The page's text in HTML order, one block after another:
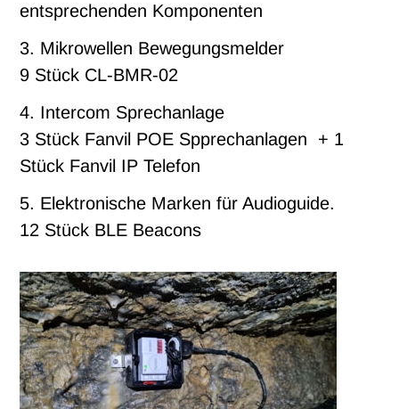
entsprechenden Komponenten
3. Mikrowellen Bewegungsmelder
9 Stück CL-BMR-02
4. Intercom Sprechanlage
3 Stück Fanvil POE Spprechanlagen + 1
Stück Fanvil IP Telefon
5. Elektronische Marken für Audioguide.
12 Stück BLE Beacons